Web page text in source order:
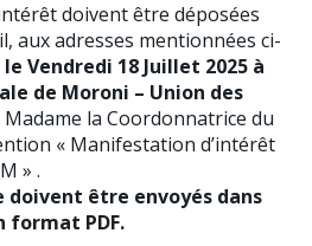
doivent être déposées
aux adresses mentionnées ci-
Vendredi 18 Juillet 2025 à
de Moroni – Union des
Madame la Coordonnatrice du
« Manifestation d’intérêt
» .
doivent être envoyés dans
format PDF.